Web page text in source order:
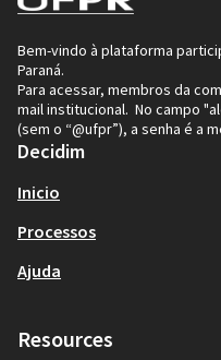
Bem-vindo à plataforma
Paraná.
Para acessar, membros da
mail institucional. No campo
(sem o “@ufpr”), a senha é a
Decidim
Inicio
Processos
Ajuda
Resources